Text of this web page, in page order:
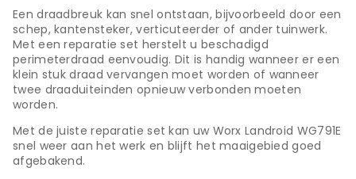
Een draadbreuk kan snel ontstaan, bijvoorbeeld door een
schep, kantensteker, verticuteerder of ander tuinwerk.
Met een reparatie set herstelt u beschadigd
perimeterdraad eenvoudig. Dit is handig wanneer er een
klein stuk draad vervangen moet worden of wanneer
twee draaduiteinden opnieuw verbonden moeten
worden.
Met de juiste reparatie set kan uw Worx Landroid WG791E
snel weer aan het werk en blijft het maaigebied goed
afgebakend.